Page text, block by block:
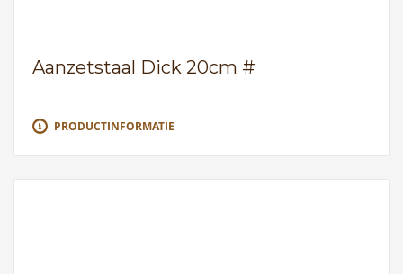
Aanzetstaal Dick 20cm #
PRODUCTINFORMATIE